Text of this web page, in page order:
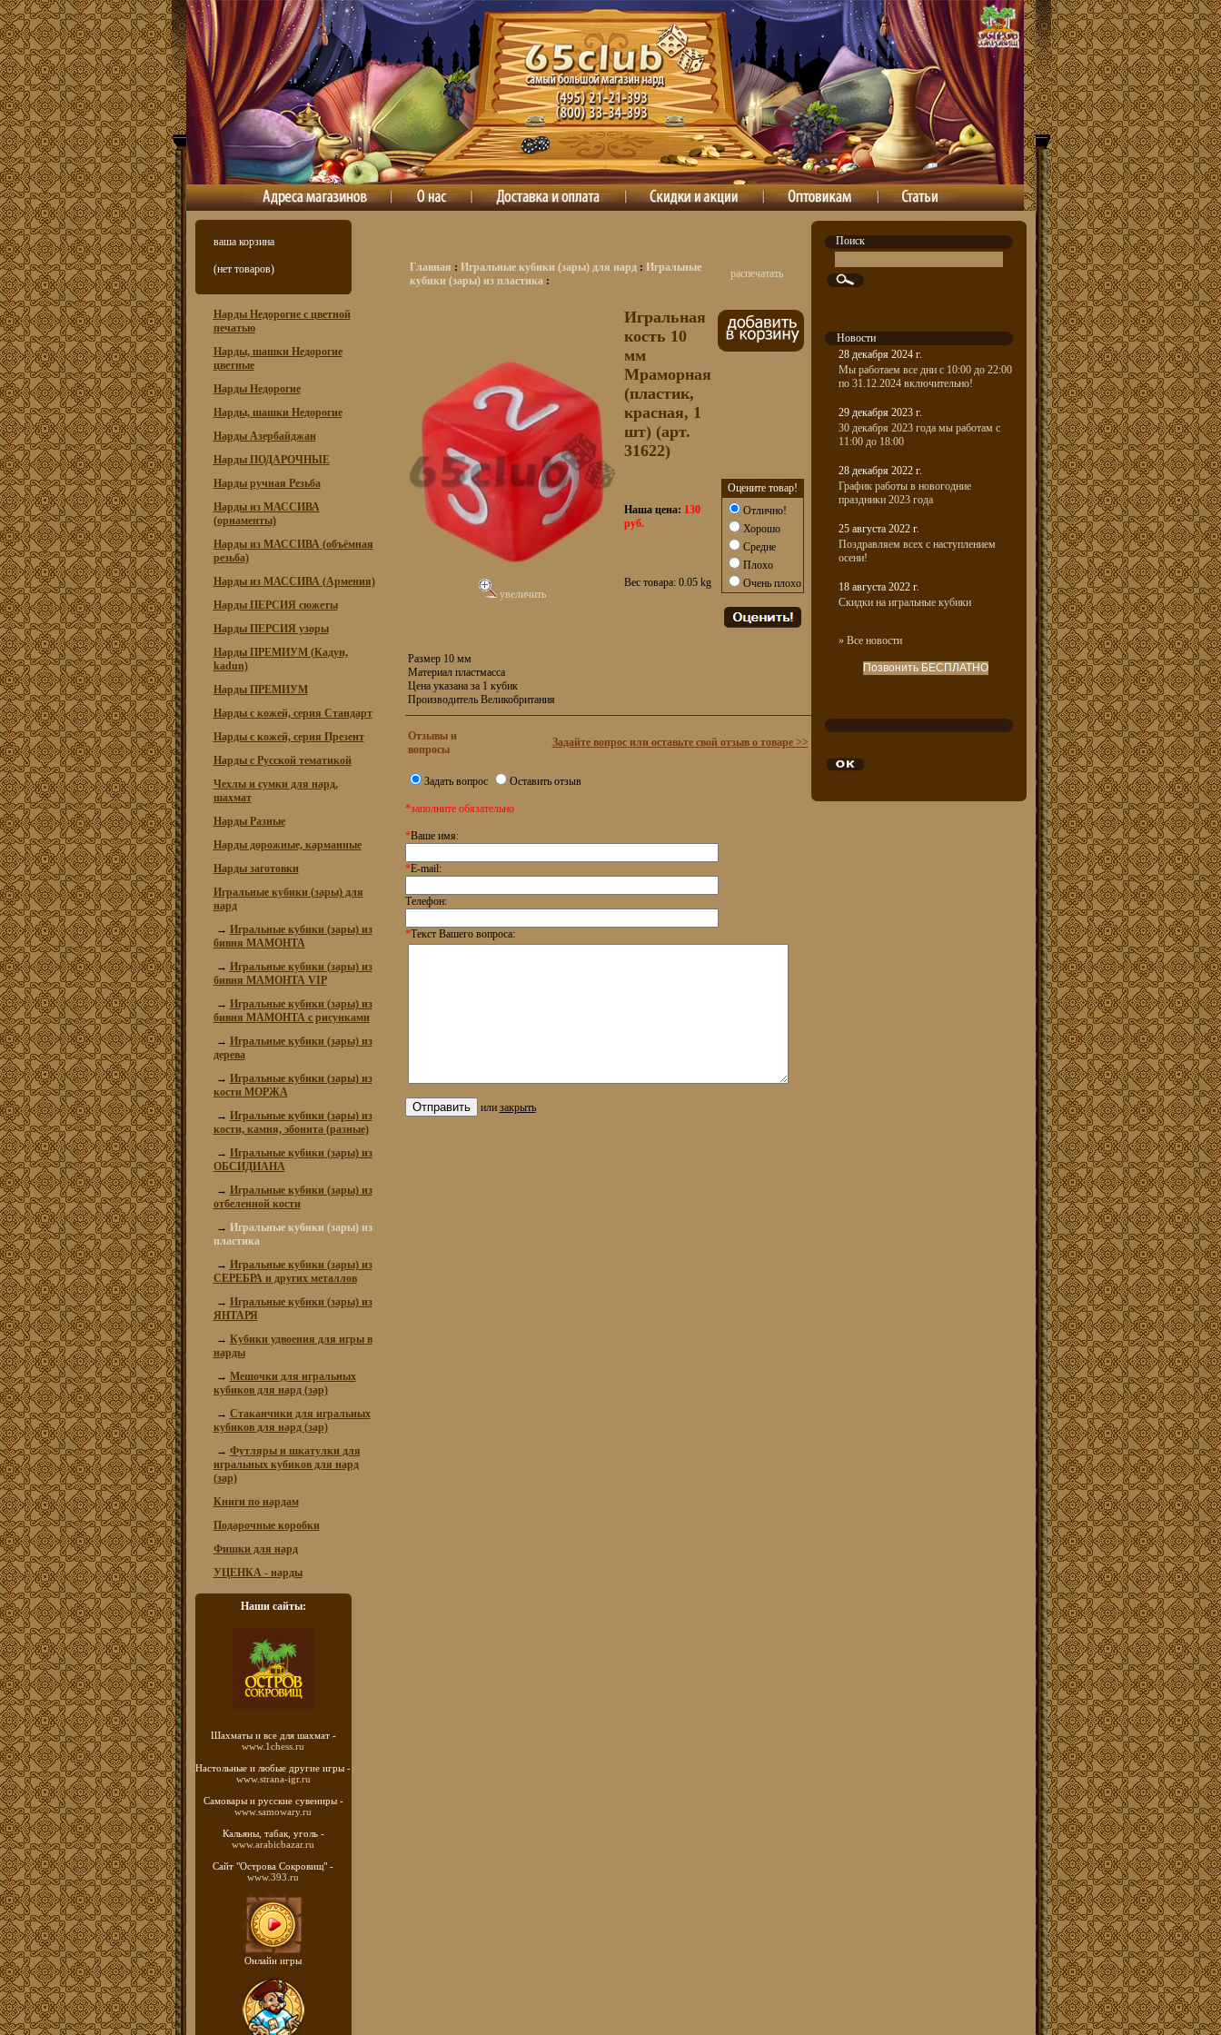
ваша корзина
(нет товаров)
Нарды Недорогие с цветной
печатью
Нарды, шашки Недорогие
цветные
Нарды Недорогие
Нарды, шашки Недорогие
Нарды Азербайджан
Нарды ПОДАРОЧНЫЕ
Нарды ручная Резьба
Нарды из МАССИВА
(орнаменты)
Нарды из МАССИВА (объёмная
резьба)
Нарды из МАССИВА (Армения)
Нарды ПЕРСИЯ сюжеты
Нарды ПЕРСИЯ узоры
Нарды ПРЕМИУМ (Кадун,
kadun)
Нарды ПРЕМИУМ
Нарды с кожей, серия Стандарт
Нарды с кожей, серия Презент
Нарды с Русской тематикой
Чехлы и сумки для нард,
шахмат
Нарды Разные
Нарды дорожные, карманные
Нарды заготовки
Игральные кубики (зары) для
нард
→ Игральные кубики (зары) из
бивня МАМОНТА
→ Игральные кубики (зары) из
бивня МАМОНТА VIP
→ Игральные кубики (зары) из
бивня МАМОНТА с рисунками
→ Игральные кубики (зары) из
дерева
→ Игральные кубики (зары) из
кости МОРЖА
→ Игральные кубики (зары) из
кости, камня, эбонита (разные)
→ Игральные кубики (зары) из
ОБСИДИАНА
→ Игральные кубики (зары) из
отбеленной кости
→ Игральные кубики (зары) из
пластика
→ Игральные кубики (зары) из
СЕРЕБРА и других металлов
→ Игральные кубики (зары) из
ЯНТАРЯ
→ Кубики удвоения для игры в
нарды
→ Мешочки для игральных
кубиков для нард (зар)
→ Стаканчики для игральных
кубиков для нард (зар)
→ Футляры и шкатулки для
игральных кубиков для нард
(зар)
Книги по нардам
Подарочные коробки
Фишки для нард
УЦЕНКА - нарды
Наши сайты:
Шахматы и все для шахмат -
www.1chess.ru
Настольные и любые другие игры -
www.strana-igr.ru
Самовары и русские сувениры -
www.samowary.ru
Кальяны, табак, уголь -
www.arabicbazar.ru
Сайт "Острова Сокровищ" -
www.393.ru
Онлайн игры
Главная : Игральные кубики (зары) для нард: Игральные
кубики (зары) из пластика:
распечатать
увеличить
Игральная
кость 10
мм
Мраморная
(пластик,
красная, 1
шт) (арт.
31622)
Наша цена: 130
руб.
Оцените товар!
Отлично!
Хорошо
Средне
Плохо
Очень плохо
Вес товара: 0.05 kg
Размер 10 мм
Материал пластмасса
Цена указана за 1 кубик
Производитель Великобритания
Отзывы и
вопросы
Задайте вопрос или оставьте свой отзыв о товаре >>
Задать вопрос Оставить отзыв
*заполните обязательно
*Ваше имя:
*E-mail:
Телефон:
*Текст Вашего вопроса:
или закрыть
Поиск
Новости
28 декабря 2024 г.
Мы работаем все дни с 10:00 до 22:00
по 31.12.2024 включительно!
29 декабря 2023 г.
30 декабря 2023 года мы работам с
11:00 до 18:00
28 декабря 2022 г.
График работы в новогодние
праздники 2023 года
25 августа 2022 г.
Поздравляем всех с наступлением
осени!
18 августа 2022 г.
Скидки на игральные кубики
» Все новости
Позвонить БЕСПЛАТНО